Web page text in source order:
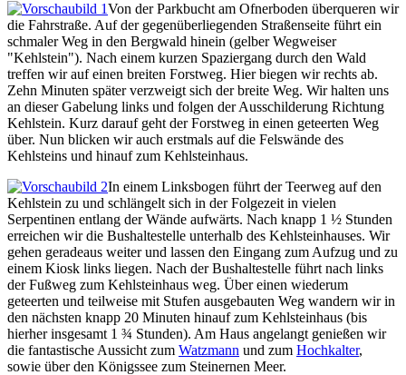
Von der Parkbucht am Ofnerboden überqueren wir
die Fahrstraße. Auf der gegenüberliegenden Straßenseite führt ein
schmaler Weg in den Bergwald hinein (gelber Wegweiser
"Kehlstein"). Nach einem kurzen Spaziergang durch den Wald
treffen wir auf einen breiten Forstweg. Hier biegen wir rechts ab.
Zehn Minuten später verzweigt sich der breite Weg. Wir halten uns
an dieser Gabelung links und folgen der Ausschilderung Richtung
Kehlstein. Kurz darauf geht der Forstweg in einen geteerten Weg
über. Nun blicken wir auch erstmals auf die Felswände des
Kehlsteins und hinauf zum Kehlsteinhaus.
In einem Linksbogen führt der Teerweg auf den
Kehlstein zu und schlängelt sich in der Folgezeit in vielen
Serpentinen entlang der Wände aufwärts. Nach knapp 1 ½ Stunden
erreichen wir die Bushaltestelle unterhalb des Kehlsteinhauses. Wir
gehen geradeaus weiter und lassen den Eingang zum Aufzug und zu
einem Kiosk links liegen. Nach der Bushaltestelle führt nach links
der Fußweg zum Kehlsteinhaus weg. Über einen wiederum
geteerten und teilweise mit Stufen ausgebauten Weg wandern wir in
den nächsten knapp 20 Minuten hinauf zum Kehlsteinhaus (bis
hierher insgesamt 1 ¾ Stunden). Am Haus angelangt genießen wir
die fantastische Aussicht zum Watzmann und zum Hochkalter,
sowie über den Königssee zum Steinernen Meer.